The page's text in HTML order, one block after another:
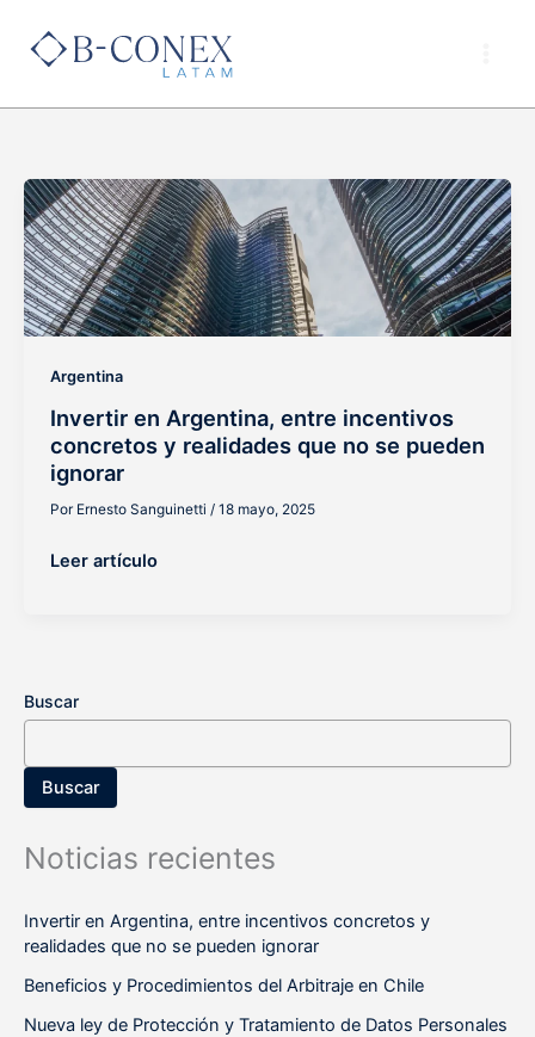
contenido
Argentina
Invertir en Argentina, entre incentivos
concretos y realidades que no se pueden
ignorar
Por Ernesto Sanguinetti / 18 mayo, 2025
Invertir
en
Argentina,
entre
incentivos
concretos
realidades
que
no
se
pueden
Leer artículo
Buscar
Buscar
Noticias recientes
Invertir en Argentina, entre incentivos concretos y
realidades que no se pueden ignorar
Beneficios y Procedimientos del Arbitraje en Chile
Nueva ley de Protección y Tratamiento de Datos Personales